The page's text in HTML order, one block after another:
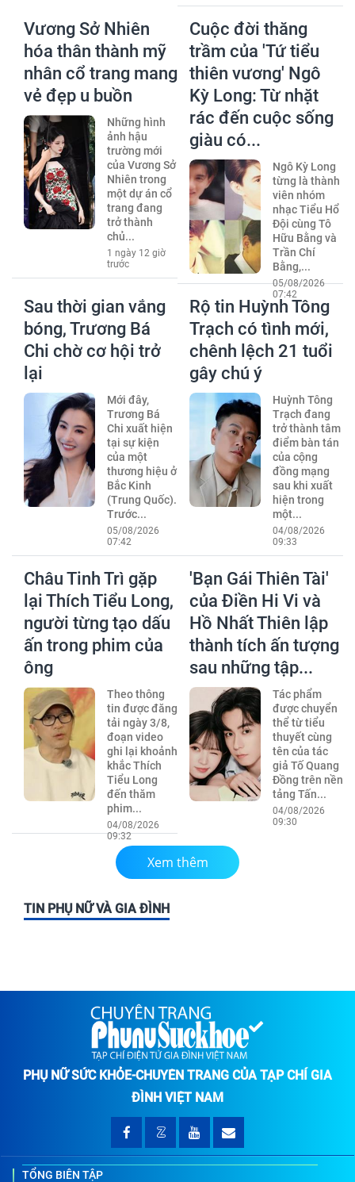
Vương Sở Nhiên
hóa thân thành mỹ
nhân cổ trang mang
vẻ đẹp u buồn
Những hình
ảnh hậu
trường mới
của Vương Sở
Nhiên trong
một dự án cổ
trang đang
trở thành
chủ...
1 ngày 12 giờ
trước
Cuộc đời thăng
trầm của 'Tứ tiểu
thiên vương' Ngô
Kỳ Long: Từ nhặt
rác đến cuộc sống
giàu có...
Ngô Kỳ Long
từng là thành
viên nhóm
nhạc Tiểu Hổ
Đội cùng Tô
Hữu Bằng và
Trần Chí
Bằng,...
05/08/2026
07:42
Sau thời gian vắng
bóng, Trương Bá
Chi chờ cơ hội trở
lại
Mới đây,
Trương Bá
Chi xuất hiện
tại sự kiện
của một
thương hiệu ở
Bắc Kinh
(Trung Quốc).
Trước...
05/08/2026
07:42
Rộ tin Huỳnh Tông
Trạch có tình mới,
chênh lệch 21 tuổi
gây chú ý
Huỳnh Tông
Trạch đang
trở thành tâm
điểm bàn tán
của cộng
đồng mạng
sau khi xuất
hiện trong
một...
04/08/2026
09:33
Châu Tinh Trì gặp
lại Thích Tiểu Long,
người từng tạo dấu
ấn trong phim của
ông
Theo thông
tin được đăng
tải ngày 3/8,
đoạn video
ghi lại khoảnh
khắc Thích
Tiểu Long
đến thăm
phim...
04/08/2026
09:32
'Bạn Gái Thiên Tài'
của Điền Hi Vi và
Hồ Nhất Thiên lập
thành tích ấn tượng
sau những tập...
Tác phẩm
được chuyển
thể từ tiểu
thuyết cùng
tên của tác
giả Tố Quang
Đồng trên nền
tảng Tấn...
04/08/2026
09:30
Xem thêm
TIN PHỤ NỮ VÀ GIA ĐÌNH
PHỤ NỮ SỨC KHỎE-CHUYÊN TRANG CỦA TẠP CHÍ GIA
ĐÌNH VIỆT NAM
TỔNG BIÊN TẬP